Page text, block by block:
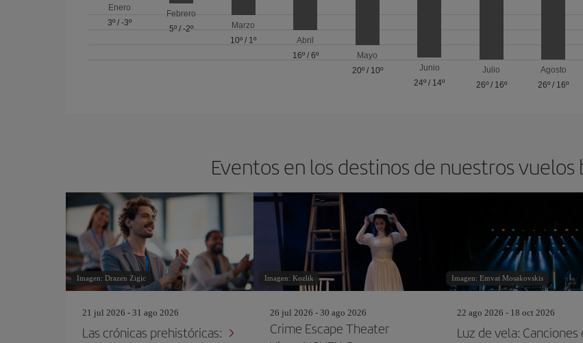
Enero
3º/ -3º
Febrero
5º /-2º
Marzo
10º / 1º
Abril
16º/ 6º
Mayo
20º/ 10º
Junio
24º / 14º
Julio
26º/ 16º
Agosto
26º / 16º
Eventos en los destinos de nuestros vuelos
Imagen: Drazen Zigic
21 jul 2026 - 31 ago 2026
Las crónicas prehistóricas:
Imagen: Kozlik
26 jul 2026 - 30 ago 2026
Crime Escape Theater
Imagen: Emvat Mosakovskis
22 ago 2026 - 18 oct 2026
Luz de vela: Canciones